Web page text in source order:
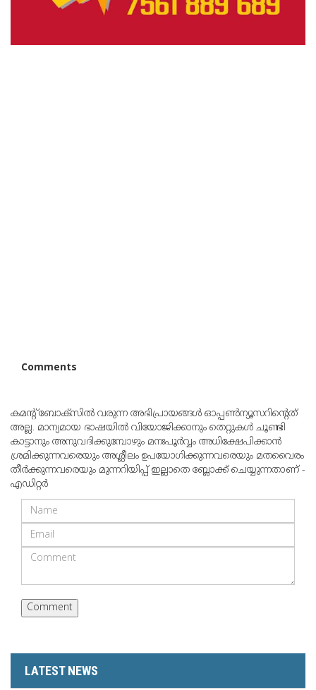
Comments
കമന്റ് ബോക്‌സില്‍ വരുന്ന അഭിപ്രായങ്ങള്‍ ഓപ്പൺന്യൂസറിന്റെത്
അല്ല. മാന്യമായ ഭാഷയില്‍ വിയോജിക്കാനും തെറ്റുകള്‍ ചൂണ്ടി
കാട്ടാനും അനുവദിക്കുമ്പോഴും മനഃപൂര്‍വ്വം അധിക്ഷേപിക്കാന്‍
ശ്രമിക്കുന്നവരെയും അശ്ലീലം ഉപയോഗിക്കുന്നവരെയും മതവൈരം
തീര്‍ക്കുന്നവരെയും മുന്നറിയിപ്പ് ഇല്ലാതെ ബ്ലോക്ക് ചെയ്യുന്നതാണ് -
എഡിറ്റര്‍
LATEST NEWS